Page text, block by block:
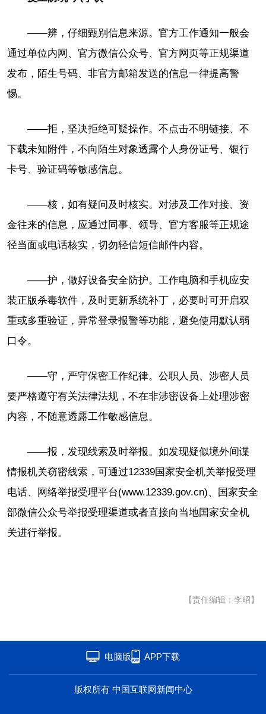
——辨，仔细甄别信息来源。官方工作通知一般会
通过单位内网、官方微信公众号、官方网页等正规渠道
发布，陌生号码、非官方邮箱发送的信息一律提高警
惕。
——拒，坚决拒绝可疑操作。不点击不明链接、不
下载未知附件，不向陌生对象透露个人身份证号、银行
卡号、验证码等敏感信息。
——核，如有疑问及时核实。对涉及工作对接、资
金往来的信息，应通过同事、领导、官方客服等正规途
径当面或电话核实，切勿轻信短信邮件内容。
——护，做好设备安全防护。工作电脑和手机应安
装正版杀毒软件，及时更新系统补丁，必要时可开启双
重或多重验证，异常登录报警等功能，避免使用默认弱
口令。
——守，严守保密工作纪律。公职人员、涉密人员
要严格遵守有关法律法规，不在非涉密设备上处理涉密
内容，不随意透露工作敏感信息。
——报，发现线索及时举报。如发现疑似境外间谍
情报机关窃密线索，可通过12339国家安全机关举报受理
电话、网络举报受理平台(www.12339.gov.cn)、国家安全
部微信公众号举报受理渠道或者直接向当地国家安全机
关进行举报。
【责任编辑：李昭】
电脑版 APP下载
版权所有 中国互联网新闻中心